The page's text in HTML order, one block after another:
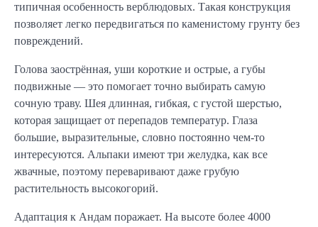
типичная особенность верблюдовых. Такая конструкция
позволяет легко передвигаться по каменистому грунту без
повреждений.
Голова заострённая, уши короткие и острые, а губы
подвижные — это помогает точно выбирать самую
сочную траву. Шея длинная, гибкая, с густой шерстью,
которая защищает от перепадов температур. Глаза
большие, выразительные, словно постоянно чем-то
интересуются. Альпаки имеют три желудка, как все
жвачные, поэтому переваривают даже грубую
растительность высокогорий.
Адаптация к Андам поражает. На высоте более 4000